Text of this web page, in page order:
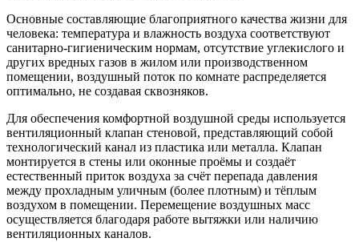
Основные составляющие благоприятного качества жизни для
человека: температура и влажность воздуха соответствуют
санитарно-гигиеническим нормам, отсутствие углекислого и
других вредных газов в жилом или производственном
помещении, воздушный поток по комнате распределяется
оптимально, не создавая сквозняков.
Для обеспечения комфортной воздушной среды используется
вентиляционный клапан стеновой, представляющий собой
технологический канал из пластика или металла. Клапан
монтируется в стены или оконные проёмы и создаёт
естественный приток воздуха за счёт перепада давления
между прохладным уличным (более плотным) и тёплым
воздухом в помещении. Перемещение воздушных масс
осуществляется благодаря работе вытяжки или наличию
вентиляционных каналов.